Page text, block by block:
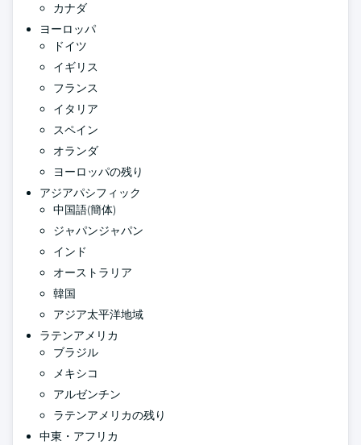
カナダ
ヨーロッパ
ドイツ
イギリス
フランス
イタリア
スペイン
オランダ
ヨーロッパの残り
アジアパシフィック
中国語(簡体)
ジャパンジャパン
インド
オーストラリア
韓国
アジア太平洋地域
ラテンアメリカ
ブラジル
メキシコ
アルゼンチン
ラテンアメリカの残り
中東・アフリカ